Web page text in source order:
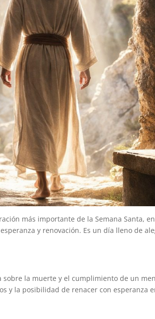
más importante de la Semana Santa,
y renovación. Es un día lleno de
la muerte y el cumplimiento de un
y la posibilidad de renacer con esperanza